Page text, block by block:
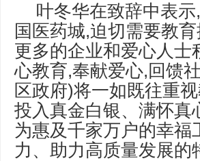
叶冬华在致辞中表
国医药城,迫切需要教
更多的企业和爱心人士
心教育,奉献爱心,回馈
区政府)将一如既往重
投入真金白银、满怀真
为惠及千家万户的幸
力、助力高质量发展的